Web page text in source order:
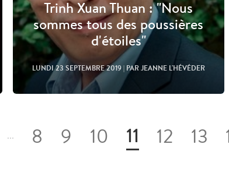
Trinh Xuan Thuan : "Nous
sommes tous des poussières
d'étoiles"
LUNDI 23 SEPTEMBRE 2019| PAR JEANNE L'HÉVÉDER
... 8 9 10 11 12 13